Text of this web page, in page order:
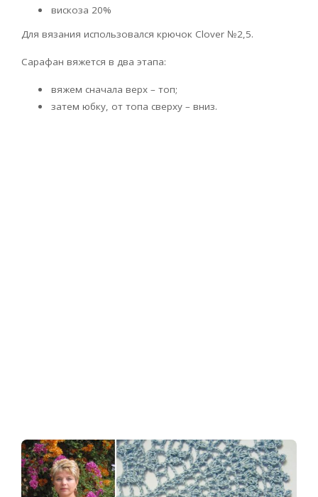
вискоза 20%
Для вязания использовался крючок Clover №2,5.
Сарафан вяжется в два этапа:
вяжем сначала верх – топ;
затем юбку, от топа сверху – вниз.